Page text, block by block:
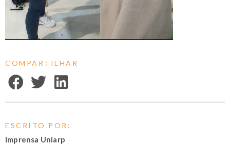
COMPARTILHAR
ESCRITO POR:
Imprensa Uniarp